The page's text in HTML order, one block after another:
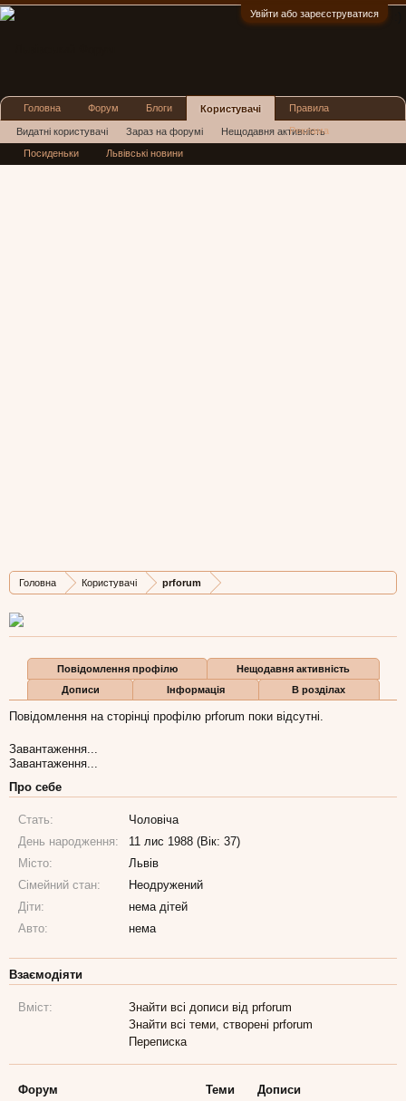
Увійти або зареєструватися
Головна Користувачі prforum
Дописів
39
Карма Бали
6
Повідомлення профілю
Нещодавня активність
Дописи
Інформація В розділах
Повідомлення на сторінці профілю prforum поки відсутні.
Завантаження...
Завантаження...
Про себе
Стать:
Чоловіча
День народження:
11 лис 1988 (Вік: 37)
Місто:
Львів
Сімейний стан:
Неодружений
Діти:
нема дітей
Авто:
нема
Взаємодіяти
Вміст:
Знайти всі дописи від prforum
Знайти всі теми, створені prforum
Переписка
Форум Теми
Дописи
Головна Форум Блоги Користувачі
Видатні користувачі Зараз на форумі Нещодавня активність
Нові повідомлення профілю
Правила
Реклама
Посиденьки Львівські новини